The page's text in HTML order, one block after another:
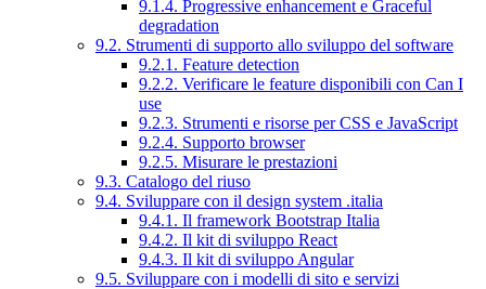
9.1.4. Progressive enhancement e Graceful
degradation
9.2. Strumenti di supporto allo sviluppo del software
9.2.1. Feature detection
9.2.2. Verificare le feature disponibili con Can I
use
9.2.3. Strumenti e risorse per CSS e JavaScript
9.2.4. Supporto browser
9.2.5. Misurare le prestazioni
9.3. Catalogo del riuso
9.4. Sviluppare con il design system .italia
9.4.1. Il framework Bootstrap Italia
9.4.2. Il kit di sviluppo React
9.4.3. Il kit di sviluppo Angular
9.5. Sviluppare con i modelli di sito e servizi